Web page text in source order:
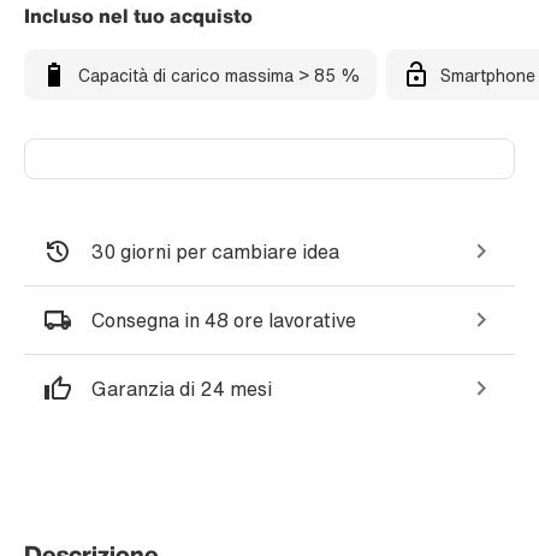
Incluso nel tuo acquisto
Capacità di carico massima > 85 %
30 giorni per cambiare idea
Consegna in 48 ore lavorative
Garanzia di 24 mesi